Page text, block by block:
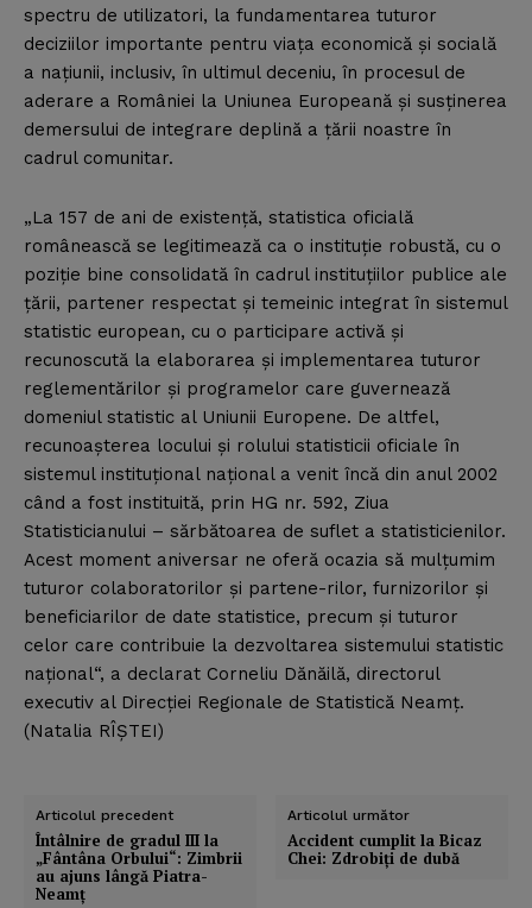
spectru de utilizatori, la fundamentarea tuturor
deciziilor importante pentru viaţa economică şi socială
a naţiunii, inclusiv, în ultimul deceniu, în procesul de
aderare a României la Uniunea Europeană şi susţinerea
demersului de integrare deplină a ţării noastre în
cadrul comunitar.
„La 157 de ani de existenţă, statistica oficială
românească se legitimează ca o instituţie robustă, cu o
poziţie bine consolidată în cadrul instituţiilor publice ale
ţării, partener respectat şi temeinic integrat în sistemul
statistic european, cu o participare activă şi
recunoscută la elaborarea şi implementarea tuturor
reglementărilor şi programelor care guvernează
domeniul statistic al Uniunii Europene. De altfel,
recunoaşterea locului şi rolului statisticii oficiale în
sistemul instituţional naţional a venit încă din anul 2002
când a fost instituită, prin HG nr. 592, Ziua
Statisticianului – sărbătoarea de suflet a statisticienilor.
Acest moment aniversar ne oferă ocazia să mulţumim
tuturor colaboratorilor şi partene-rilor, furnizorilor şi
beneficiarilor de date statistice, precum şi tuturor
celor care contribuie la dezvoltarea sistemului statistic
naţional“, a declarat Corneliu Dănăilă, directorul
executiv al Direcţiei Regionale de Statistică Neamţ.
(Natalia RÎŞTEI)
Articolul precedent
Întâlnire de gradul III la
„Fântâna Orbului“: Zimbrii
au ajuns lângă Piatra-
Neamţ
Articolul următor
Accident cumplit la Bicaz
Chei: Zdrobiţi de dubă